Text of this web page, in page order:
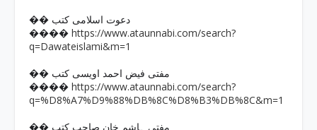
�� دعوت اسلامی کتب
���� https://www.ataunnabi.com/search?
q=Dawateislami&m=1
�� مفتی فیض احمد اویسی کتب
���� https://www.ataunnabi.com/search?
q=%D8%A7%D9%88%DB%8C%D8%B3%DB%8C&m=1
�� مفتی ہاشم خان صاحب کتب